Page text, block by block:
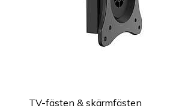
TV-fästen & skärmfästen